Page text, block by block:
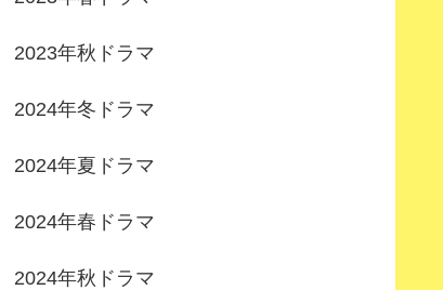
2023年秋ドラマ
2024年冬ドラマ
2024年夏ドラマ
2024年春ドラマ
2024年秋ドラマ